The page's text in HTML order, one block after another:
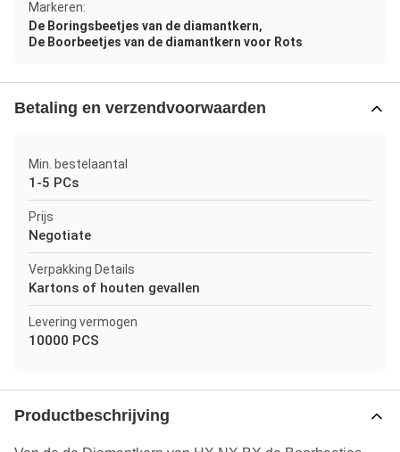
Markeren:
De Boringsbeetjes van de diamantkern,
De Boorbeetjes van de diamantkern voor Rots
Betaling en verzendvoorwaarden
Min. bestelaantal
1-5 PCs
Prijs
Negotiate
Verpakking Details
Kartons of houten gevallen
Levering vermogen
10000 PCS
Productbeschrijving